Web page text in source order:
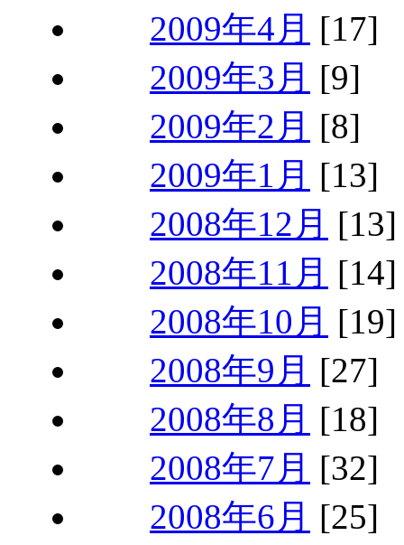
2009年4月 [17]
2009年3月 [9]
2009年2月 [8]
2009年1月 [13]
2008年12月 [13]
2008年11月 [14]
2008年10月 [19]
2008年9月 [27]
2008年8月 [18]
2008年7月 [32]
2008年6月 [25]